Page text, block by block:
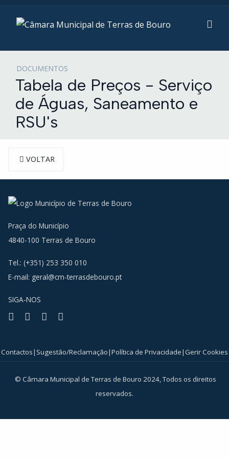
DOCUMENTOS
Tabela de Preços - Serviço
de Águas, Saneamento e
RSU's
VOLTAR
Praça do Município
4840-100 Terras de Bouro
Tel.: (+351) 253 350 010
E-mail: geral@cm-terrasdebouro.pt
SIGA-NOS
Facebook
Youtube
Instagram
© Câmara Municipal de Terras de Bouro 2024, Todos os direitos
reservados.
Contactos| Sugestão/Reclamação|Política de Privacidade|Gerir Cookies